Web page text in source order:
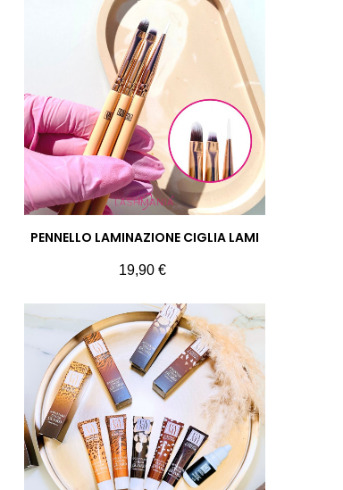
PENNELLO LAMINAZIONE CIGLIA LAMI
Prezzo
19,90 €